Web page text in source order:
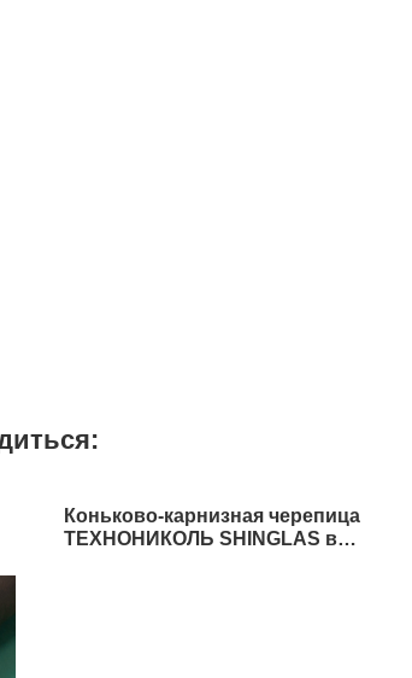
Коньково-карнизная черепица
ТЕХНОНИКОЛЬ SHINGLAS в